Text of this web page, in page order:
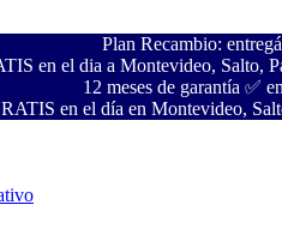
Plan Recambio:
en el dia a Montevideo, Salto,
12 meses de garantía ✅
en el día en Montevideo,